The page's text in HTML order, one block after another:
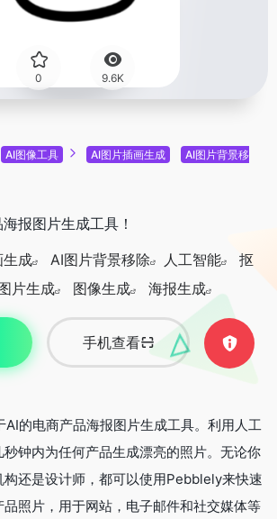
0 9.6K
AI图像工具 AI图片插画生成 AI图片背景移
报图片生成工具！
生成 AI图片背景移除 人工智能
抠
片生成 图像生成 海报生成
手机查看
的电商产品海报图片生成工具。利用人工
钟内为任何产品生成漂亮的照片。无论你
构还是设计师，都可以使用Pebblely来快速
照片，用于网站，电子邮件和社交媒体等